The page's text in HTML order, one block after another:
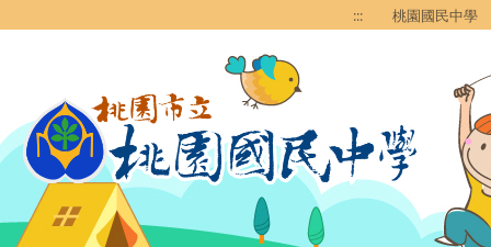
::: 桃園國民中學